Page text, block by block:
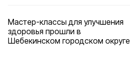
Мастер-классы для улучшения
здоровья прошли в
Шебекинском городском округе